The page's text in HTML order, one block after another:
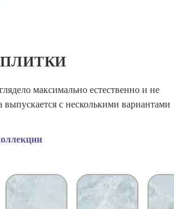
Для ванной, Для кухни
максимально естественно и не
выпускается с несколькими вариантами